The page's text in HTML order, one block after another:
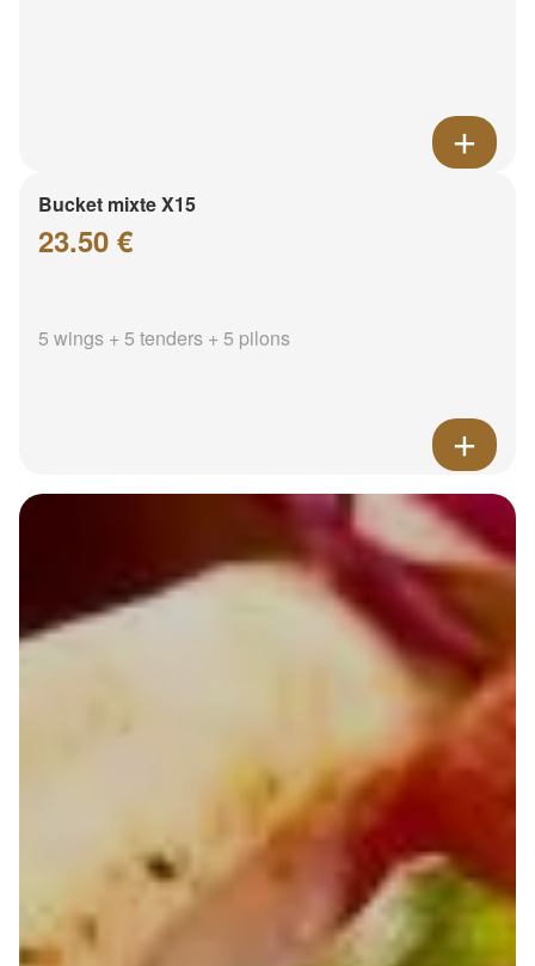
Bucket mixte X15
23.50 €
5 wings + 5 tenders + 5 pilons